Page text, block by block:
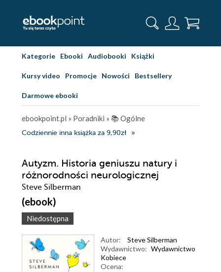
Kategorie Ebooki Audiobooki Książki
Kursy video Promocje Nowości Bestsellery
Darmowe ebooki
ebookpoint.pl » Poradniki » 📚 Ogólne
Codziennie inna książka za 9,90zł
Autyzm. Historia geniuszu natury i
różnorodności neurologicznej
Steve Silberman
(ebook)
Niedostępna
Autor:
Steve Silberman
Wydawnictwo: Wydawnictwo
Kobiece
Ocena: